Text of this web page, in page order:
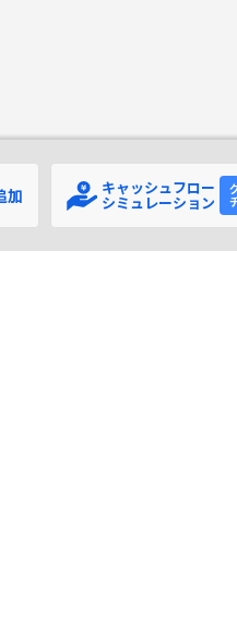
加 キャッシュフロー
シミュレーション